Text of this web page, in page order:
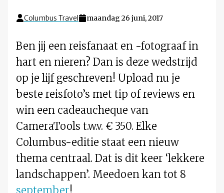
Columbus Travel maandag 26 juni, 2017
Ben jij een reisfanaat en -fotograaf in
hart en nieren? Dan is deze wedstrijd
op je lijf geschreven! Upload nu je
beste reisfoto’s met tip of reviews en
win een cadeaucheque van
CameraTools t.w.v. € 350. Elke
Columbus-editie staat een nieuw
thema centraal. Dat is dit keer ‘lekkere
landschappen’. Meedoen kan tot 8
september!